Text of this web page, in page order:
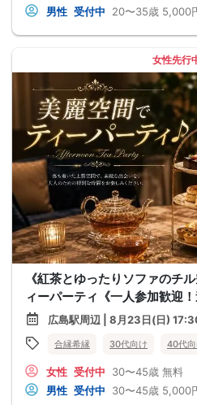
男性 受付中 20〜35歳 5,000
女性先行
《紅茶とゆったりソファのチ
ィーパーティ《一人参加歓迎
広島駅周辺 | 8月23日(日)
合縁希縁 30代向け 40代向
女性 受付中 30〜45歳 無料
男性 受付中 30〜45歳 5,000